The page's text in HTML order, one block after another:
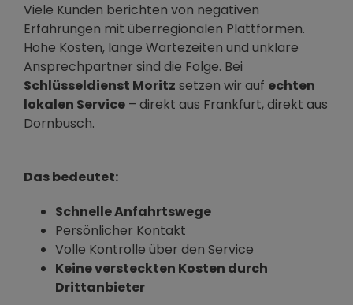
Viele Kunden berichten von negativen
Erfahrungen mit überregionalen Plattformen.
Hohe Kosten, lange Wartezeiten und unklare
Ansprechpartner sind die Folge. Bei
Schlüsseldienst Moritz setzen wir auf echten
lokalen Service – direkt aus Frankfurt, direkt aus
Dornbusch.
Das bedeutet:
Schnelle Anfahrtswege
Persönlicher Kontakt
Volle Kontrolle über den Service
Keine versteckten Kosten durch
Drittanbieter